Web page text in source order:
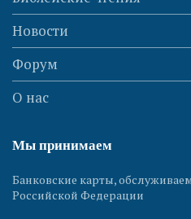
Новости
Форум
О нас
Мы принимаем
Банковские карты,
Российской Федерации